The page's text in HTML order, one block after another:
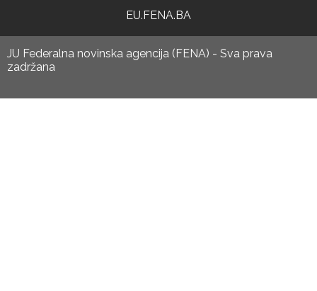
EU.FENA.BA
JU Federalna novinska agencija (FENA) - Sva prava
zadržana